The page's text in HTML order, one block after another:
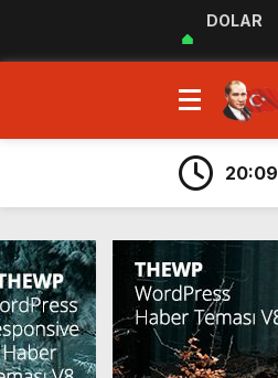
DOLAR
23:35
9:33
20:17
20:09
20:05
6:38
6:23
6:13
5:54